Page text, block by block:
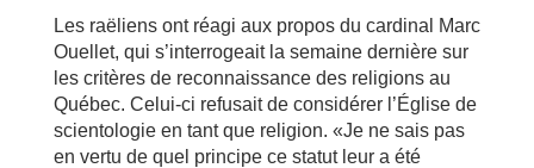
Les raëliens ont réagi aux propos du cardinal Marc
Ouellet, qui s’interrogeait la semaine dernière sur
les critères de reconnaissance des religions au
Québec. Celui-ci refusait de considérer l’Église de
scientologie en tant que religion. «Je ne sais pas
en vertu de quel principe ce statut leur a été